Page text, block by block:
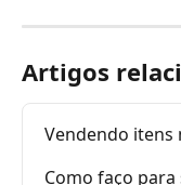
Artigos
Vendendo itens
Como faço